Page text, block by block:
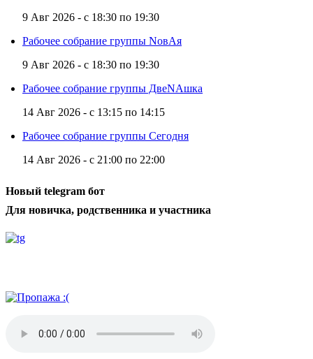
9 Авг 2026 - с 18:30 по 19:30
Рабочее собрание группы NовАя
9 Авг 2026 - с 18:30 по 19:30
Рабочее собрание группы ДвеNAшка
14 Авг 2026 - с 13:15 по 14:15
Рабочее собрание группы Сегодня
14 Авг 2026 - с 21:00 по 22:00
Новый telegram бот
Для новичка, родственника и участника